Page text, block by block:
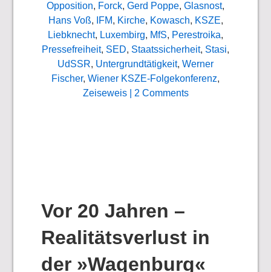
Opposition, Forck, Gerd Poppe, Glasnost,
Hans Voß, IFM, Kirche, Kowasch, KSZE,
Liebknecht, Luxembirg, MfS, Perestroika,
Pressefreiheit, SED, Staatssicherheit, Stasi,
UdSSR, Untergrundtätigkeit, Werner
Fischer, Wiener KSZE-Folgekonferenz,
Zeiseweis| 2 Comments
Vor 20 Jahren –
Realitätsverlust in
der »Wagenburg«